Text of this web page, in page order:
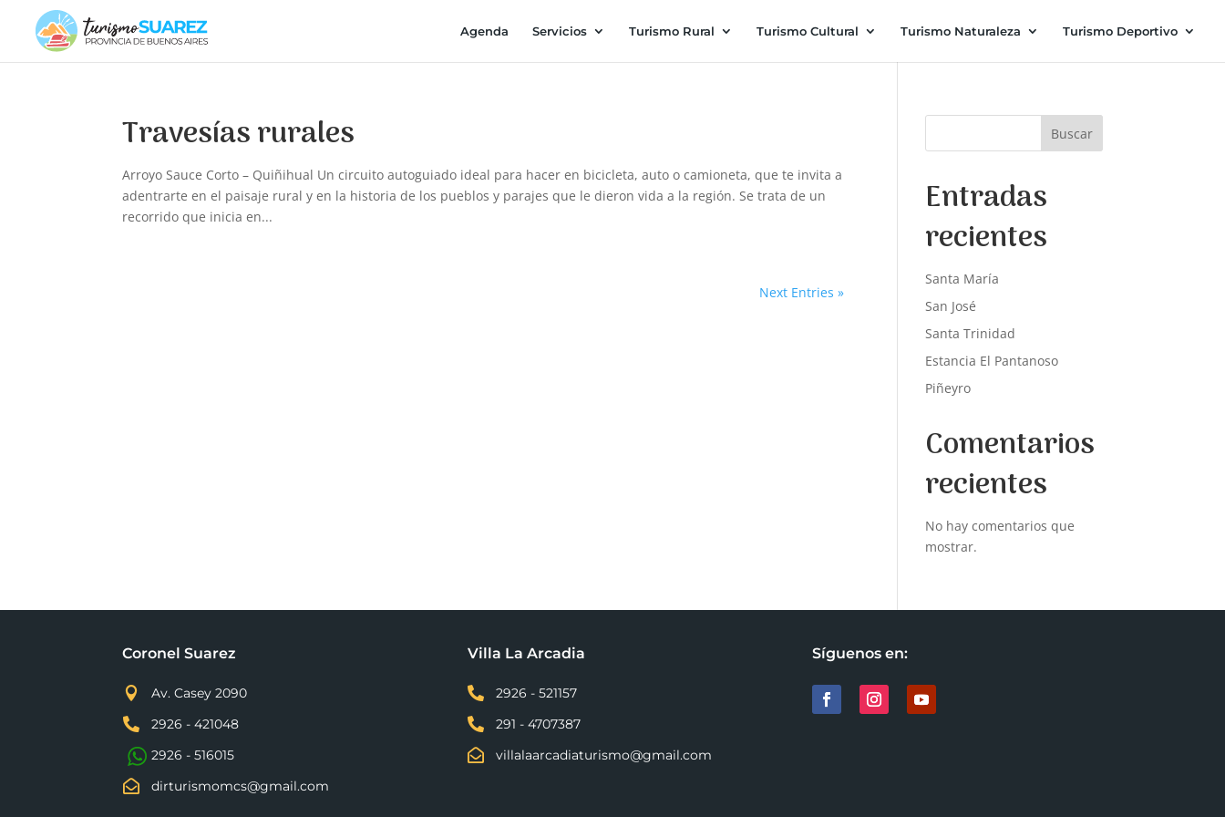
Agenda Servicios Turismo Rural Turismo Cultural Turismo Naturaleza Turismo Deportivo
Travesías rurales
Arroyo Sauce Corto – Quiñihual Un circuito autoguiado ideal para hacer en bicicleta, auto o camioneta, que te invita a
adentrarte en el paisaje rural y en la historia de los pueblos y parajes que le dieron vida a la región. Se trata de un
recorrido que inicia en...
Next Entries »
Buscar
Entradas
recientes
Santa María
San José
Santa Trinidad
Estancia El Pantanoso
Piñeyro
Comentarios
recientes
No hay comentarios que
mostrar.
Coronel Suarez

Av. Casey 2090

2926 - 421048
2926 - 516015

dirturismomcs@gmail.com
Villa La Arcadia

2926 - 521157

291 - 4707387

villalaarcadiaturismo@gmail.com
Síguenos en: